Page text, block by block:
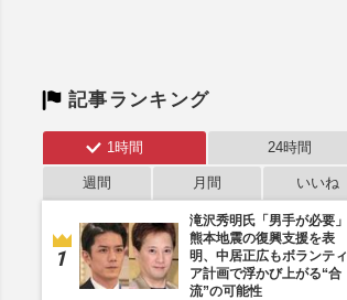
記事ランキング
1時間 24時間
週間 月間 いいね
滝沢秀明氏「男手が必要」
熊本地震の復興支援を表
明、中居正広もボランティ
ア計画で浮かび上がる“合
流”の可能性